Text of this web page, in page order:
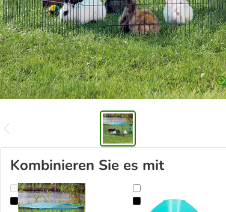
Kombinieren Sie es mit
Trixie Jungtiergehege 6-Eck mit Schutznetz
Trixie Ecktoilette für